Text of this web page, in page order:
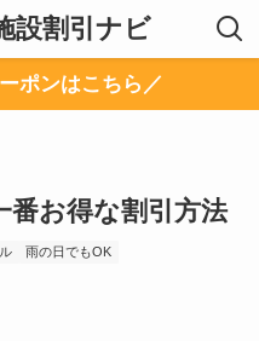
設割引ナビ
ポンはこちら／
お得な割引方法
雨の日でもOK